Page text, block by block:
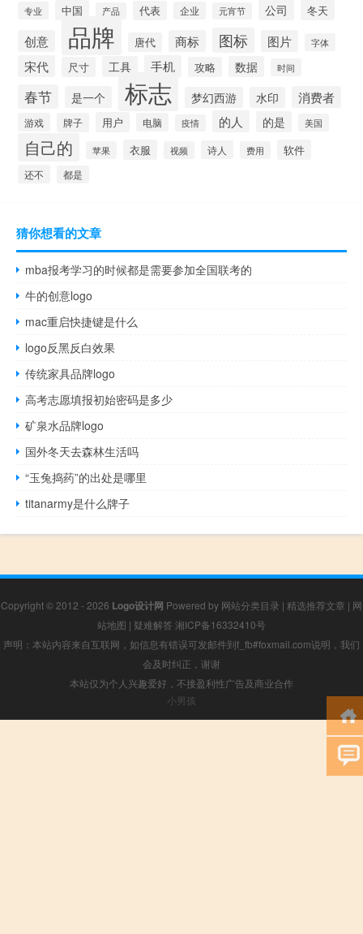
专业 中国 产品 代表 企业 元宵节 公司 冬天
创意 品牌 唐代 商标 图标 图片 字体
宋代 尺寸 工具 手机 攻略 数据 时间
春节 是一个 标志 梦幻西游 水印 消费者
游戏 牌子 用户 电脑 疫情 的人 的是 美国
自己的 苹果 衣服 视频 诗人 费用 软件
还不 都是
猜你想看的文章
mba报考学习的时候都是需要参加全国联考的
牛的创意logo
mac重启快捷键是什么
logo反黑反白效果
传统家具品牌logo
高考志愿填报初始密码是多少
矿泉水品牌logo
国外冬天去森林生活吗
“玉兔捣药”的出处是哪里
titanarmy是什么牌子
Copyright © 2012 - 2026 Logo设计网 Powered by 网站分类目录 | 精选推荐文章 | 网
站地图 | 疑难解答 湘ICP备16332410号
声明：本站内容来自互联网，如信息有错误可发邮件到f_fb#foxmail.com说明，我们
会及时纠正，谢谢
本站仅为个人兴趣爱好，不接盈利性广告及商业合作
小男孩